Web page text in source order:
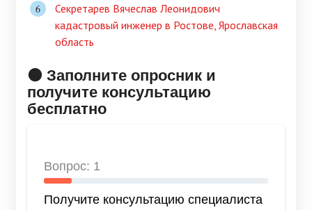
Секретарев Вячеслав Леонидович
кадастровый инженер в Ростове, Ярославская
область
🟠 Заполните опросник и
получите консультацию
бесплатно